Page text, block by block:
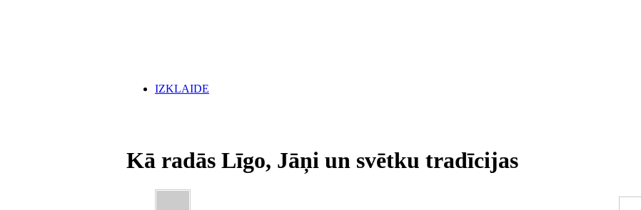
IZKLAIDE
Kā radās Līgo, Jāņi un svētku tradīcijas